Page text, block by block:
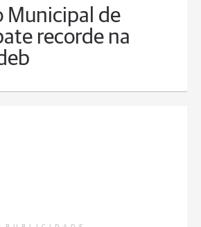
Municipal de
recorde na